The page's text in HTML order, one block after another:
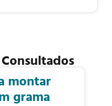
montar
grama